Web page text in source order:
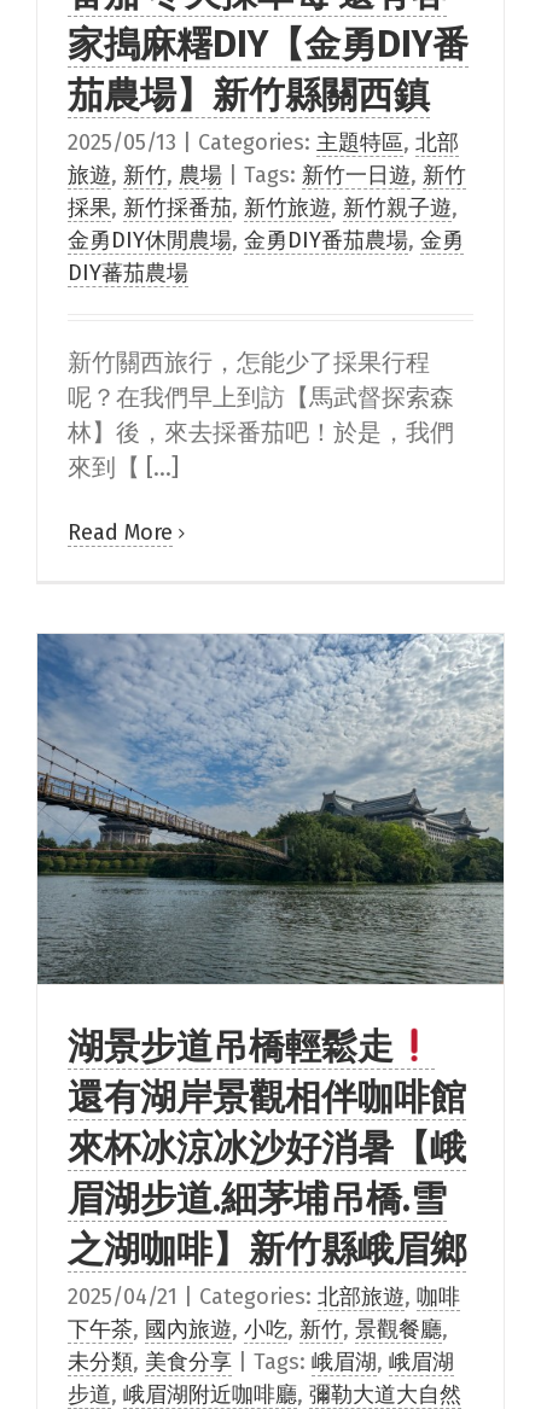
家搗麻糬DIY【金勇DIY番
茄農場】新竹縣關西鎮
2025/05/13 Categories: 主題特區, 北部
旅遊, 新竹, 農場 Tags: 新竹一日遊, 新竹
採果, 新竹採番茄, 新竹旅遊, 新竹親子遊,
金勇DIY休閒農場, 金勇DIY番茄農場, 金勇
DIY蕃茄農場
新竹關西旅行，怎能少了採果行程
呢？在我們早上到訪【馬武督探索森
林】後，來去採番茄吧！於是，我們
來到【 [...]
Read More
湖景步道吊橋輕鬆走
還有湖岸景觀相伴咖啡館
來杯冰涼冰沙好消暑【峨
眉湖步道.細茅埔吊橋.雪
之湖咖啡】新竹縣峨眉鄉
2025/04/21 Categories: 北部旅遊, 咖啡
下午茶, 國內旅遊, 小吃, 新竹, 景觀餐廳,
未分類, 美食分享 Tags: 峨眉湖, 峨眉湖
步道, 峨眉湖附近咖啡廳, 彌勒大道大自然